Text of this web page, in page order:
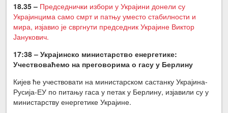
18.35 – Председнички избори у Украјини донели су
Украјинцима само смрт и патњу уместо стабилности и
мира, изјавио је свргнути председник Украјине Виктор
Јанукович.
17:38 – Украјинско министарство енергетике:
Учествоваћемо на преговорима о гасу у Берлину
Кијев ће учествовати на министарском састанку Украјина-
Русија-ЕУ по питању гаса у петак у Берлину, изјавили су у
министарству енергетике Украјине.